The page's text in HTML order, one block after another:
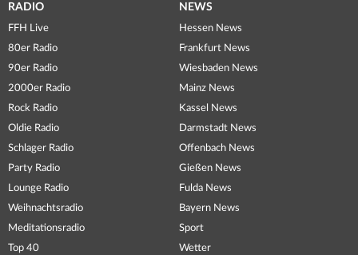
RADIO
FFH Live
80er Radio
90er Radio
2000er Radio
Rock Radio
Oldie Radio
Schlager Radio
Party Radio
Lounge Radio
Weihnachtsradio
Meditationsradio
Top 40
NEWS
Hessen News
Frankfurt News
Wiesbaden News
Mainz News
Kassel News
Darmstadt News
Offenbach News
Gießen News
Fulda News
Bayern News
Sport
Wetter